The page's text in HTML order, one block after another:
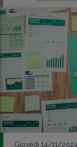
Giovedì 14/11/